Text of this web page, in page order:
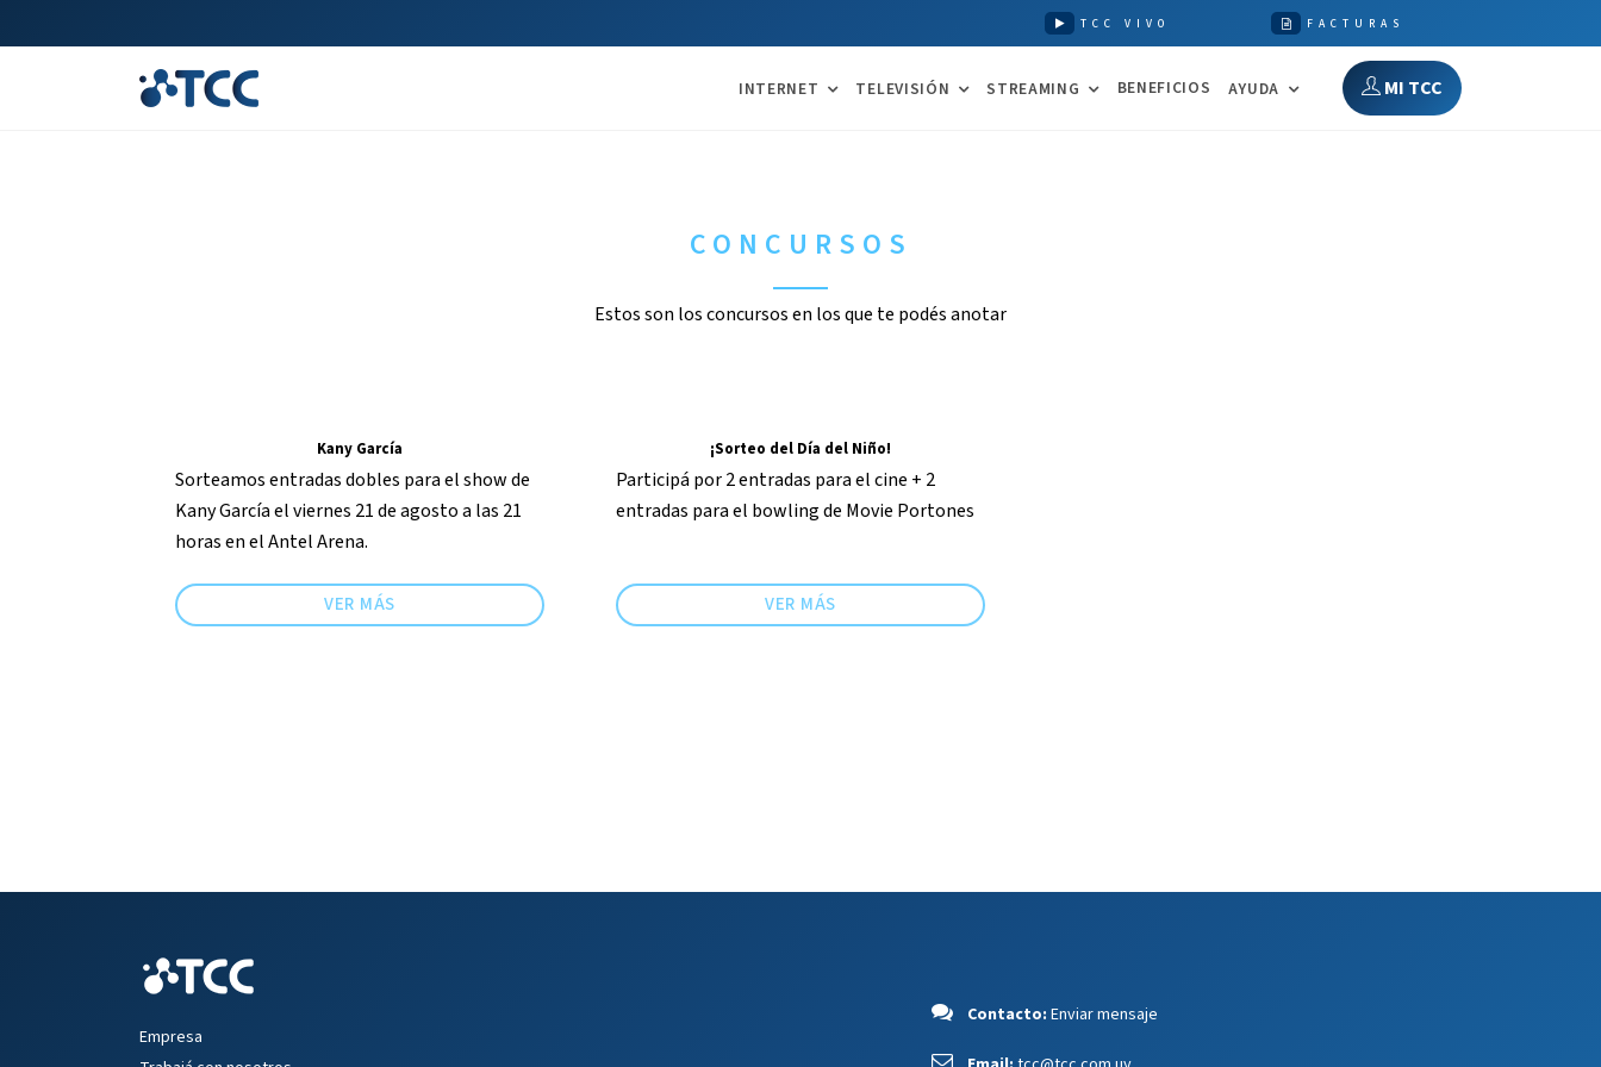
TCC VIVO FACTURAS
INTERNET TELEVISIÓN STREAMING BENEFICIOS AYUDA MI TCC
CONCURSOS
Estos son los concursos en los que te podés anotar
Kany García
Sorteamos entradas dobles para el show de
Kany García el viernes 21 de agosto a las 21
horas en el Antel Arena.
VER MÁS
¡Sorteo del Día del Niño!
Participá por 2 entradas para el cine + 2
entradas para el bowling de Movie Portones
VER MÁS
Empresa
Contacto: Enviar mensaje